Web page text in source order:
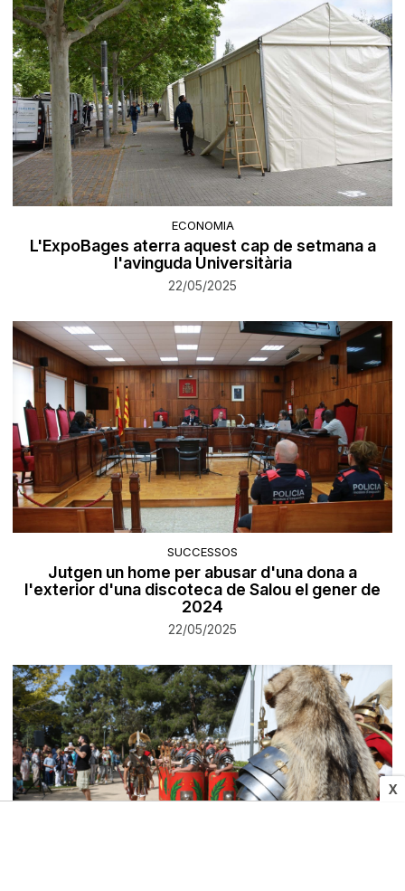
X
ECONOMIA
L'ExpoBages aterra aquest cap de setmana a
l'avinguda Universitària
22/05/2025
SUCCESSOS
Jutgen un home per abusar d'una dona a
l'exterior d'una discoteca de Salou el gener de
2024
22/05/2025